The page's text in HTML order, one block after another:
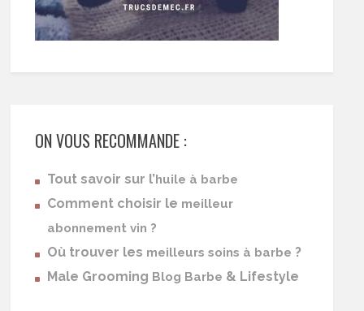
ON VOUS RECOMMANDE :
Tout savoir sur l’huile à barbe
Comment choisir le meilleur
abonnement vin ?
Où trouver les meilleurs soins à barbe ?
Male Grooming Blog Barbe & Lifestyle